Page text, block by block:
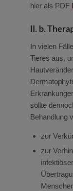
hier als PDF
II. b.
In vielen
Tieres aus,
sollte
Behandlung
zur
zur